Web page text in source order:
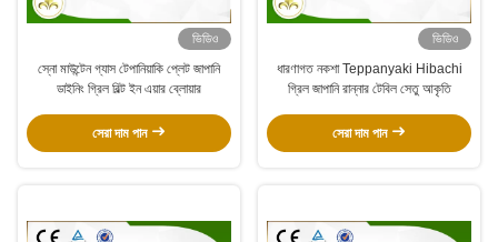
ভিডিও
স্নো মাউন্টেন গ্যাস টেপানিয়াকি প্লেট জাপানি
ডাইনিং গ্রিল বিল্ট ইন এয়ার ব্লোয়ার
সেরা দাম পান
ভিডিও
ধারণাগত নকশা Teppanyaki Hibachi
গ্রিল জাপানি রান্নার টেবিল সেতু আকৃতি
সেরা দাম পান